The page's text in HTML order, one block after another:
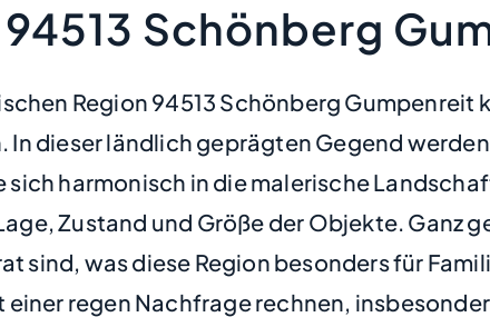
Schönberg
Region 94513 Schönberg
dieser ländlich geprägten Gegend
harmonisch in die malerische
Zustand und Größe der Objekte. Ganz
sind, was diese Region besonders für
einer regen Nachfrage rechnen,